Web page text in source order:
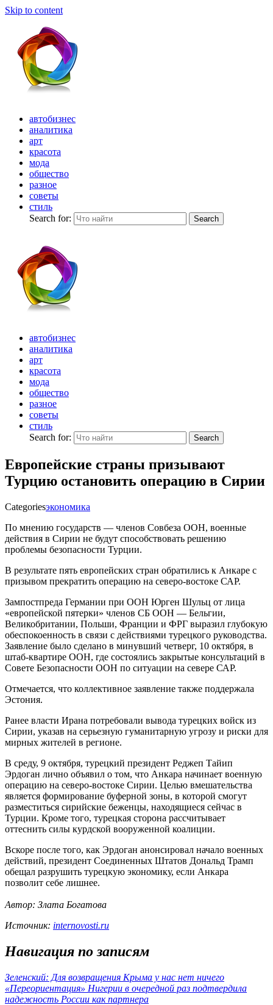
Skip to content
автобизнес
аналитика
арт
красота
мода
общество
разное
советы
стиль
Search for:
Search
автобизнес
аналитика
арт
красота
мода
общество
разное
советы
стиль
Search for:
Search
Европейские страны призывают
Турцию остановить операцию в Сирии
Categoriesэкономика
По мнению государств — членов Совбеза ООН, военные
действия в Сирии не будут способствовать решению
проблемы безопасности Турции.
В результате пять европейских стран обратились к Анкаре с
призывом прекратить операцию на северо-востоке САР.
Зампостпреда Германии при ООН Юрген Шульц от лица
«европейской пятерки» членов СБ ООН — Бельгии,
Великобритании, Польши, Франции и ФРГ выразил глубокую
обеспокоенность в связи с действиями турецкого руководства.
Заявление было сделано в минувший четверг, 10 октября, в
штаб-квартире ООН, где состоялись закрытые консультаций в
Совете Безопасности ООН по ситуации на севере САР.
Отмечается, что коллективное заявление также поддержала
Эстония.
Ранее власти Ирана потребовали вывода турецких войск из
Сирии, указав на серьезную гуманитарную угрозу и риски для
мирных жителей в регионе.
В среду, 9 октября, турецкий президент Реджеп Тайип
Эрдоган лично объявил о том, что Анкара начинает военную
операцию на северо-востоке Сирии. Целью вмешательства
является формирование буферной зоны, в которой смогут
разместиться сирийские беженцы, находящиеся сейчас в
Турции. Кроме того, турецкая сторона рассчитывает
оттеснить силы курдской вооруженной коалиции.
Вскоре после того, как Эрдоган анонсировал начало военных
действий, президент Соединенных Штатов Дональд Трамп
обещал разрушить турецкую экономику, если Анкара
позволит себе лишнее.
Автор: Злата Богатова
Источник: internovosti.ru
Навигация по записям
Зеленский: Для возвращения Крыма у нас нет ничего
«Переориентация» Нигерии в очередной раз подтвердила
надежность России как партнера